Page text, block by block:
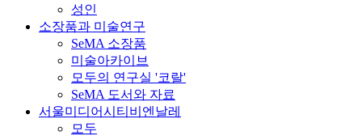
성인
소장품과 미술연구
SeMA 소장품
미술아카이브
모두의 연구실 '코랄'
SeMA 도서와 자료
서울미디어시티비엔날레
모두